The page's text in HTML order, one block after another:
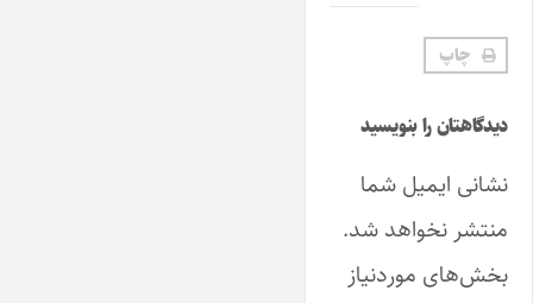
چاپ
دیدگاهتان را بنویسید
نشانی ایمیل شما
منتشر نخواهد شد.
بخش‌های موردنیاز